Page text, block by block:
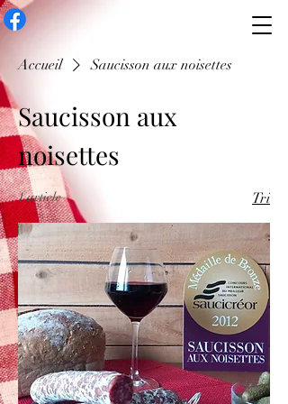
Accueil Saucisson aux noisettes
Saucisson aux
noisettes
1 article Tri